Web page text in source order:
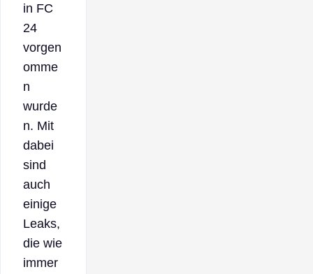
in FC
24
vorgen
omme
n
wurde
n. Mit
dabei
sind
auch
einige
Leaks,
die wie
immer